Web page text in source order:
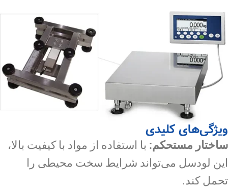
ویژگی‌های کلیدی
ساختار مستحکم: با استفاده از مواد با کیفیت بالا،
این لودسل می‌تواند شرایط سخت محیطی را
تحمل کند.